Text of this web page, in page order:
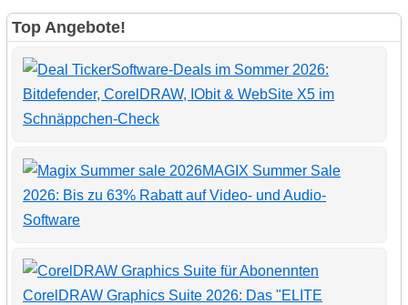
Top Angebote!
Software-Deals im Sommer 2026:
Bitdefender, CorelDRAW, IObit & WebSite X5 im
Schnäppchen-Check
MAGIX Summer Sale
2026: Bis zu 63% Rabatt auf Video- und Audio-
Software
CorelDRAW Graphics Suite 2026: Das "ELITE